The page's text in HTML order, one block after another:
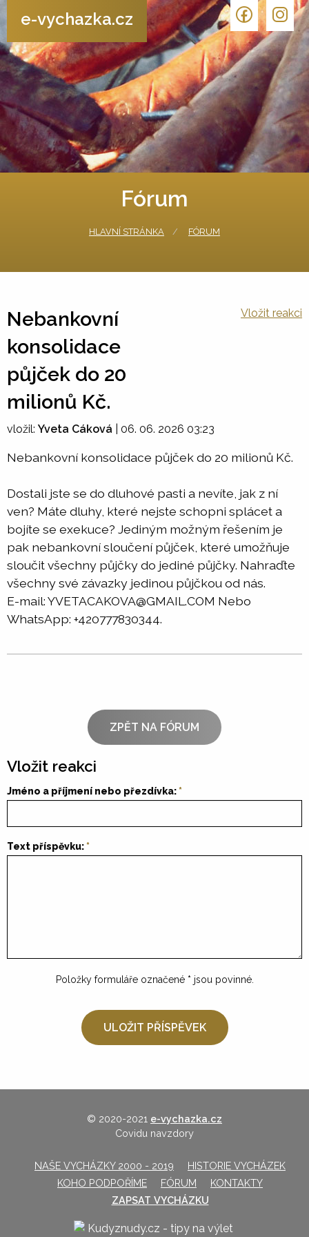
e-vychazka.cz
Fórum
HLAVNÍ STRÁNKA FÓRUM
Nebankovní
konsolidace
půjček do 20
milionů Kč.
Vložit reakci
vložil: Yveta Cáková 06. 06. 2026 03:23
Nebankovní konsolidace půjček do 20 milionů Kč.
Dostali jste se do dluhové pasti a nevíte, jak z ní
ven? Máte dluhy, které nejste schopni splácet a
bojíte se exekuce? Jediným možným řešením je
pak nebankovní sloučení půjček, které umožňuje
sloučit všechny půjčky do jediné půjčky. Nahraďte
všechny své závazky jedinou půjčkou od nás.
E-mail: YVETACAKOVA@GMAIL.COM Nebo
WhatsApp: +420777830344.
ZPĚT NA FÓRUM
Vložit reakci
Jméno a příjmení nebo přezdívka:
Text příspěvku:
Položky formuláře označené * jsou povinné.
© 2020-2021 e-vychazka.cz
Covidu navzdory
NAŠE VYCHÁZKY 2000 - 2019
HISTORIE VYCHÁZEK
KOHO PODPOŘÍME
FÓRUM
KONTAKTY
ZAPSAT VYCHÁZKU